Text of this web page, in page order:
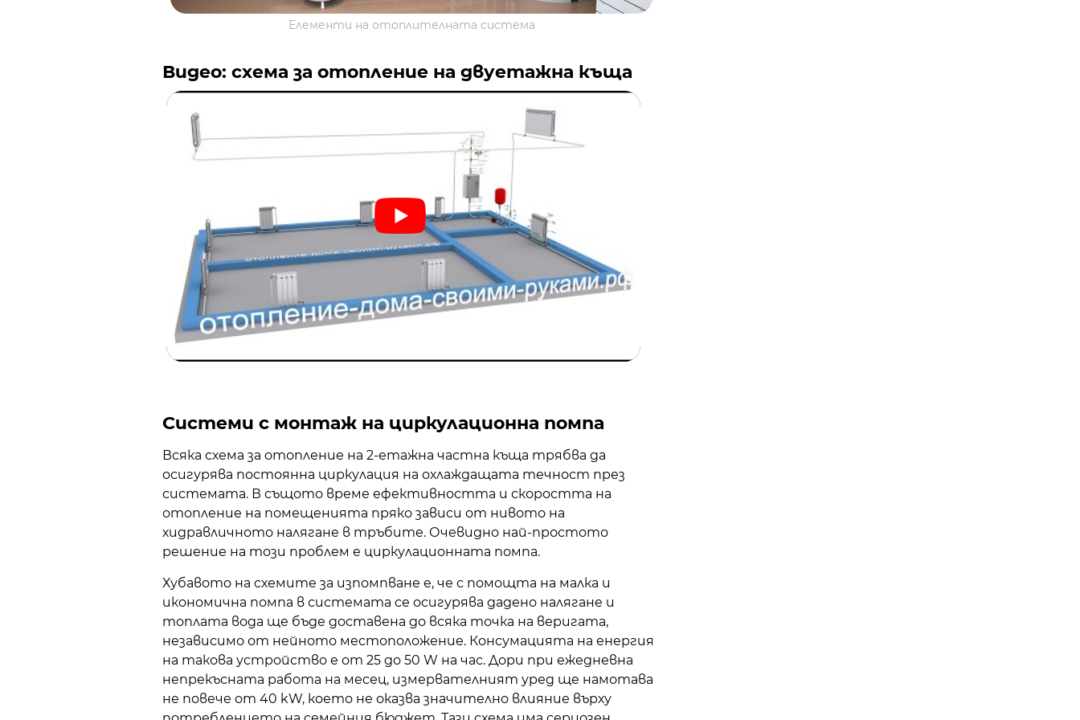
Елементи на отоплителната система
Видео: схема за отопление на двуетажна къща
Системи с монтаж на циркулационна помпа
Всяка схема за отопление на 2-етажна частна къща трябва да
осигурява постоянна циркулация на охлаждащата течност през
системата. В същото време ефективността и скоростта на
отопление на помещенията пряко зависи от нивото на
хидравличното налягане в тръбите. Очевидно най-простото
решение на този проблем е циркулационната помпа.
Хубавото на схемите за изпомпване е, че с помощта на малка и
икономична помпа в системата се осигурява дадено налягане и
топлата вода ще бъде доставена до всяка точка на веригата,
независимо от нейното местоположение. Консумацията на енергия
на такова устройство е от 25 до 50 W на час. Дори при ежедневна
непрекъсната работа на месец, измервателният уред ще намотава
не повече от 40 kW, което не оказва значително влияние върху